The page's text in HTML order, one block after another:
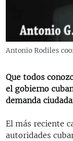
ESPECIALES
ESPECIALES
SER VIEJO EN
KENTU-CUBANO
MULTIMEDIA
SÍGUENOS
Antonio Rodiles
Que todos
el gobierno
demanda
El más reciente
autoridades